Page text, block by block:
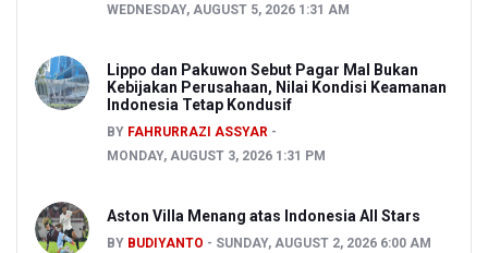
WEDNESDAY, AUGUST 5, 2026 1:31 AM
Lippo dan Pakuwon Sebut Pagar Mal Bukan
Kebijakan Perusahaan, Nilai Kondisi Keamanan
Indonesia Tetap Kondusif
BY FAHRURRAZI ASSYAR
MONDAY, AUGUST 3, 2026 1:31 PM
Aston Villa Menang atas Indonesia All Stars
BY BUDIYANTO SUNDAY, AUGUST 2, 2026 6:00 AM